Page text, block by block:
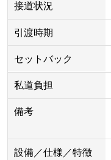
接道状況
引渡時期
セットバック
私道負担
備考
設備／仕様／特徴